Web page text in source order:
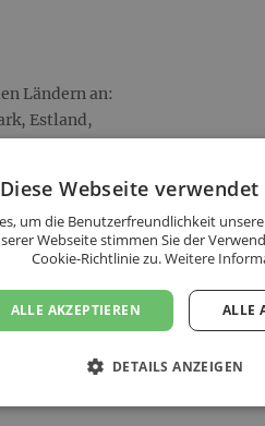
Ländern an:
Estland,
Lettland,
Polen,
Tschechien,
Diese Webseite verwendet
um die Benutzerfreundlichkeit
Webseite stimmen Sie der
Cookie-Richtlinie zu.Weitere
ALLE AKZEPTIEREN ALLE
DETAILS ANZEIGEN